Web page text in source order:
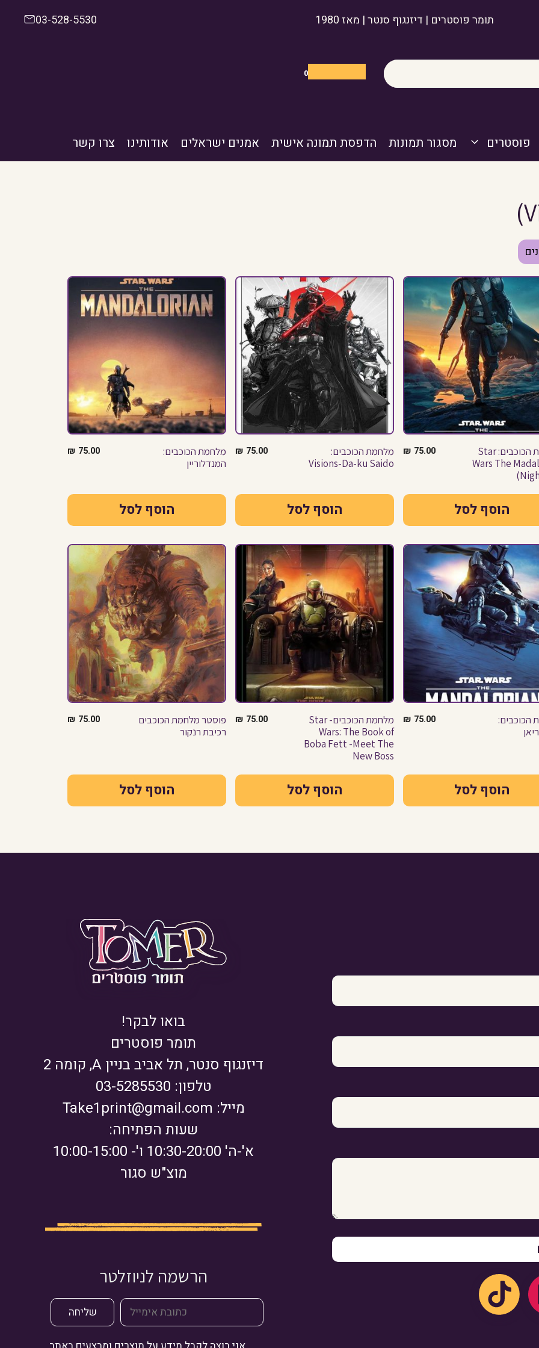
תומר פוסטרים | דיזנגוף סנטר | מאז 1980 03-528-5530
0
פוסטרים מסגור תמונות הדפסת תמונה אישית אמנים ישראלים אודותינו צרו קשר
מלחמת הכוכבים: Star
Wars The
75.00
₪
הוסף לסל
מלחמת הכוכבים:
Visions-Da-ku Saido
75.00
₪
הוסף לסל
מלחמת הכוכבים:
המנדלוריין
75.00
₪
הוסף לסל
הכוכבים:
75.00
₪
הוסף לסל
מלחמת הכוכבים- Star
Wars: The Book of
Boba Fett -Meet The
New Boss
75.00
₪
הוסף לסל
פוסטר מלחמת הכוכבים
רכיבת רנקור
75.00
₪
הוסף לסל
בואו לבקר!
תומר פוסטרים
דיזנגוף סנטר, תל אביב בניין A, קומה 2
טלפון: 03-5285530
מייל: Take1print@gmail.com
שעות הפתיחה:
א'-ה' 10:30-20:00 ו'- 10:00-15:00
מוצ"ש סגור
הרשמה לניוזלטר